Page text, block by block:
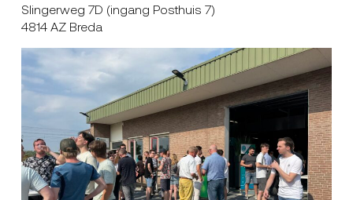
Slingerweg 7D (ingang Posthuis 7)
4814 AZ Breda